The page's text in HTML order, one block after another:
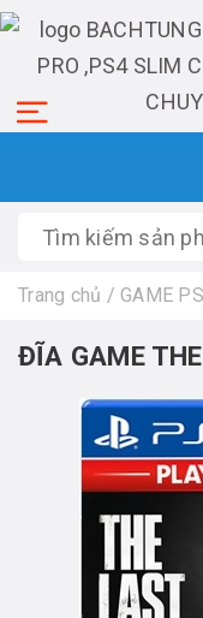
Trang chủ / GAME
ĐĨA GAME